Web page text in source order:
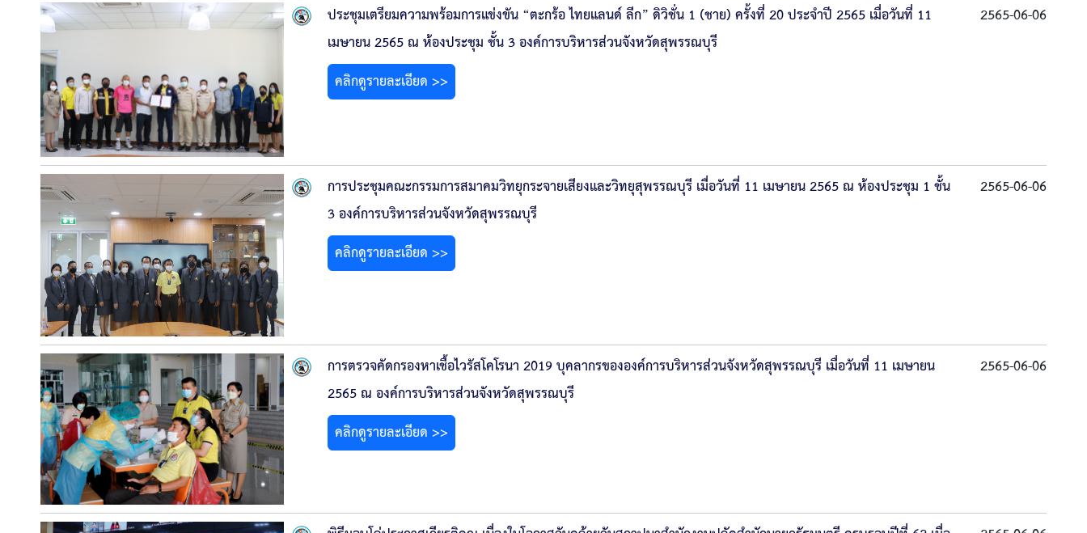
ประชุมเตรียมความพร้อมการแข่งขัน “ตะกร้อ ไทยแลนด์ ลีก” ดิวิชั่น 1 (ชาย) ครั้งที่ 20 ประจำปี 2565 เมื่อวันที่ 11
เมษายน 2565 ณ ห้องประชุม ชั้น 3 องค์การบริหารส่วนจังหวัดสุพรรณบุรี
คลิกดูรายละเอียด >>
2565-06-06
การประชุมคณะกรรมการสมาคมวิทยุกระจายเสียงและวิทยุสุพรรณบุรี เมื่อวันที่ 11 เมษายน 2565 ณ ห้องประชุม 1 ชั้น
3 องค์การบริหารส่วนจังหวัดสุพรรณบุรี
คลิกดูรายละเอียด >>
2565-06-06
การตรวจคัดกรองหาเชื้อไวรัสโคโรนา 2019 บุคลากรขององค์การบริหารส่วนจังหวัดสุพรรณบุรี เมื่อวันที่ 11 เมษายน
2565 ณ องค์การบริหารส่วนจังหวัดสุพรรณบุรี
คลิกดูรายละเอียด >>
2565-06-06